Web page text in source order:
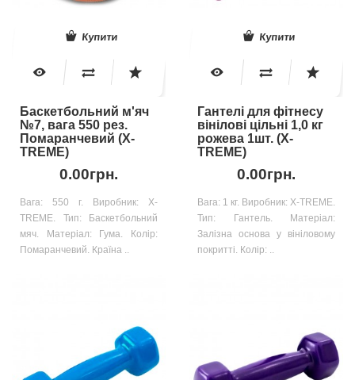
Купити
Баскетбольний м'яч
№7, вага 550 рез.
Помаранчевий (X-
TREME)
0.00грн.
Вага: 550 г. Виробник: X-
TREME. Тип: Баскетбольний
мяч. Матеріал: Гума. Колір:
Помаранчевий. Країна ..
Купити
Гантелі для фітнесу
вінілові цільні 1,0 кг
рожева 1шт. (X-
TREME)
0.00грн.
Вага: 1 кг. Виробник: X-TREME.
Тип: Гантель. Матеріал:
Залізна основа у вініловому
покритті. Колір: ..